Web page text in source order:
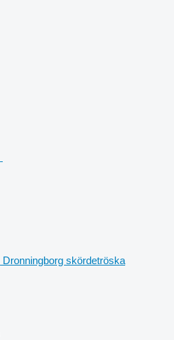
Dronningborg skördetröska